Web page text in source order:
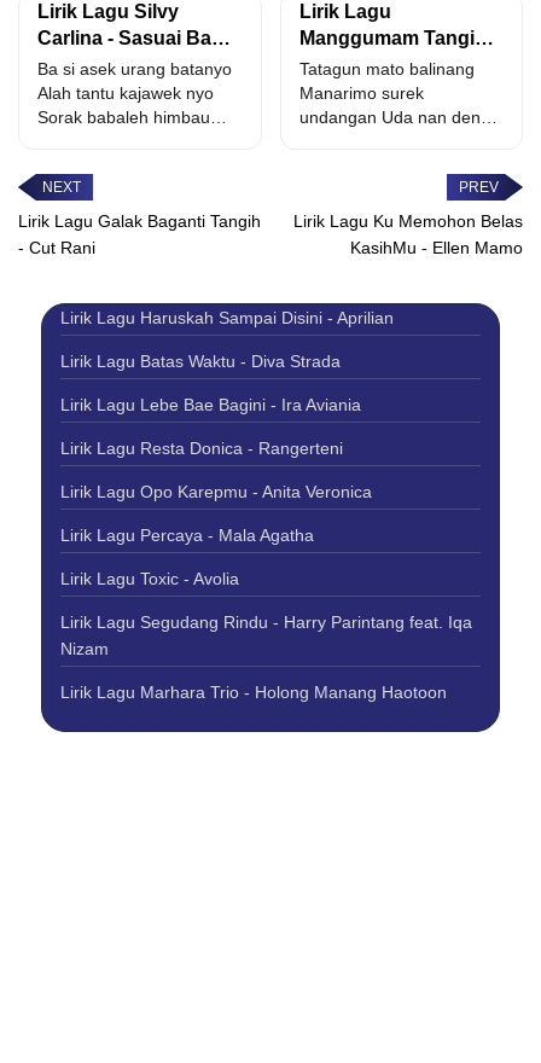
Lirik Lagu Silvy
Carlina - Sasuai Bana
feat. Sadri Zarro
Ba si asek urang batanyo
Alah tantu kajawek nyo
Sorak babaleh himbau
Lirik Lagu
Manggumam Tangih -
Sri Fayola
Tatagun mato balinang
Manarimo surek
undangan Uda nan denai
Lirik Lagu Galak Baganti Tangih
- Cut Rani
Lirik Lagu Ku Memohon Belas
KasihMu - Ellen Mamo
Lirik Lagu Haruskah Sampai Disini - Aprilian
Lirik Lagu Batas Waktu - Diva Strada
Lirik Lagu Lebe Bae Bagini - Ira Aviania
Lirik Lagu Resta Donica - Rangerteni
Lirik Lagu Opo Karepmu - Anita Veronica
Lirik Lagu Percaya - Mala Agatha
Lirik Lagu Toxic - Avolia
Lirik Lagu Segudang Rindu - Harry Parintang feat. Iqa
Nizam
Lirik Lagu Marhara Trio - Holong Manang Haotoon